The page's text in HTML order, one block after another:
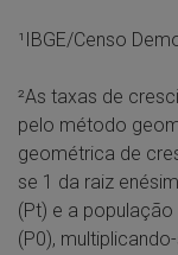
¹IBGE/Censo
²As taxas de
pelo método
geométrica de
se 1 da raiz
(Pt) e a
(P0),